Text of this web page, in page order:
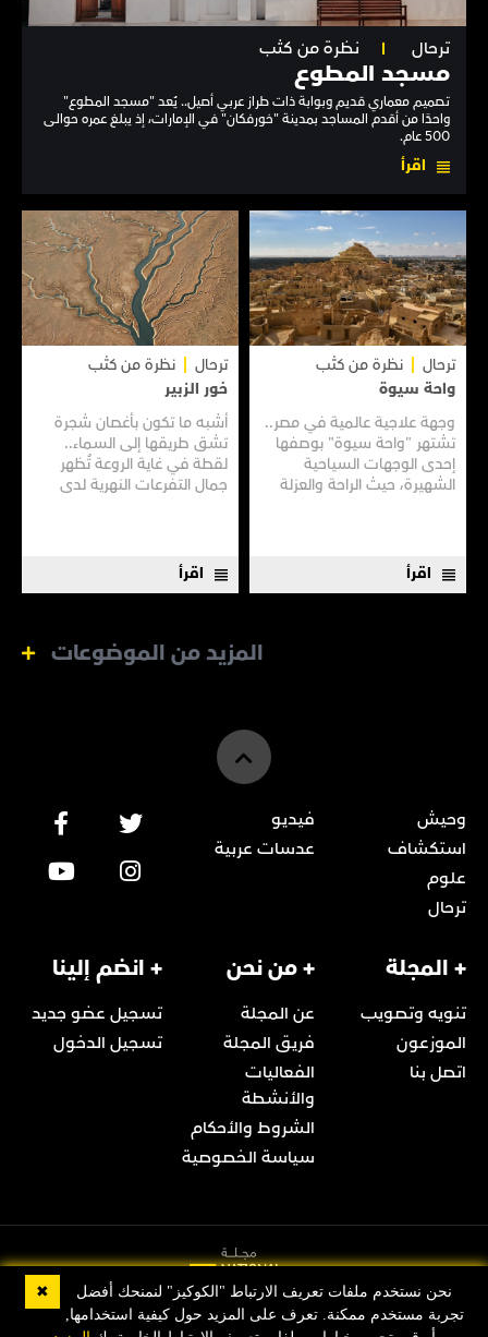
ترحال نظرة من كثب
مسجد المطوع
تصميم معماري قديم وبوابة ذات طراز عربي أصيل.. يُعد "مسجد المطوع"
واحدًا من أقدم المساجد بمدينة "خورفكان" في الإمارات، إذ يبلغ عمره حوالى
500 عام.
اقرأ
ترحال
نظرة من كثب
واحة سيوة
وجهة علاجية عالمية في مصر..
تشتهر "واحة سيوة" بوصفها
إحدى الوجهات السياحية
الشهيرة، حيث الراحة والعزلة
اقرأ
ترحال
نظرة من كثب
خور الزبير
أشبه ما تكون بأغصان شجرة
تشق طريقها إلى السماء..
لقطة في غاية الروعة تُظهر
جمال التفرعات النهرية لدى
اقرأ
المزيد من الموضوعات
وحيش
استكشاف
علوم
ترحال
فيديو
عدسات عربية
+ المجلة
تنويه وتصويب
الموزعون
اتصل بنا
+ من نحن
عن المجلة
فريق المجلة
الفعاليات
والأنشطة
الشروط والأحكام
سياسة الخصوصية
+ انضم إلينا
تسجيل عضو جديد
تسجيل الدخول
© 2022 Copyright مجلة ناشيونال جيوغرافيك العربية
✖
نحن نستخدم ملفات تعريف الارتباط "الكوكيز" لنمنحك أفضل
تجربة مستخدم ممكنة. تعرف على المزيد حول كيفية استخدامها,